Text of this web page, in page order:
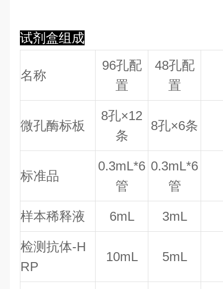
试剂盒组成
名称
96孔配
置
48孔配
置
微孔酶标板
8孔×12
条
8孔×6条
标准品
0.3mL*6
管
0.3mL*6
管
样本稀释液 6mL 3mL
检测抗体-H
RP
10mL 5mL